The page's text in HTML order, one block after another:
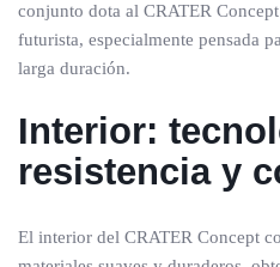
conjunto dota al CRATER
futurista, especialmente pensada
larga duración.
Interior:
resistencia y
El interior del CRATER Concept